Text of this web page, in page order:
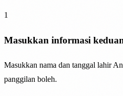
1
Masukkan informasi
Masukkan nama dan tanggal lahir
panggilan boleh.